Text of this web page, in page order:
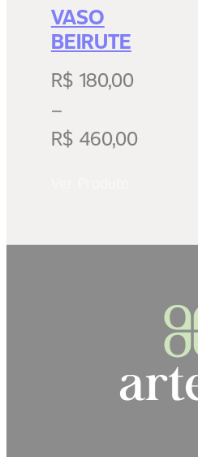
VASO
BEIRUTE
R$180,00
–
R$460,00